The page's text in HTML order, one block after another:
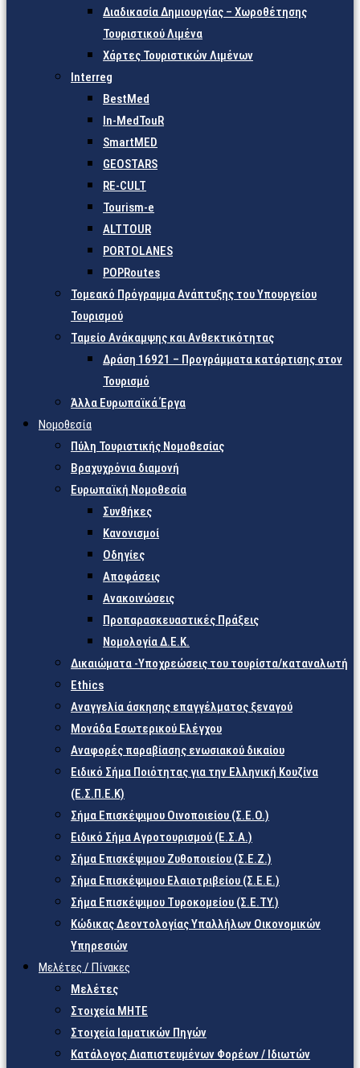
Διαδικασία Δημιουργίας – Χωροθέτησης
Τουριστικού Λιμένα
Χάρτες Τουριστικών Λιμένων
Interreg
BestMed
In-MedTouR
SmartMED
GEOSTARS
RE-CULT
Tourism-e
ALTTOUR
PORTOLANES
POPRoutes
Τομεακό Πρόγραμμα Ανάπτυξης του Υπουργείου
Τουρισμού
Ταμείο Ανάκαμψης και Ανθεκτικότητας
Δράση 16921 – Προγράμματα κατάρτισης στον
Τουρισμό
Άλλα Ευρωπαϊκά Έργα
Νομοθεσία
Πύλη Τουριστικής Νομοθεσίας
Βραχυχρόνια διαμονή
Ευρωπαϊκή Νομοθεσία
Συνθήκες
Κανονισμοί
Οδηγίες
Αποφάσεις
Ανακοινώσεις
Προπαρασκευαστικές Πράξεις
Νομολογία Δ.Ε.Κ.
Δικαιώματα -Υποχρεώσεις του τουρίστα/καταναλωτή
Ethics
Αναγγελία άσκησης επαγγέλματος ξεναγού
Μονάδα Εσωτερικού Ελέγχου
Αναφορές παραβίασης ενωσιακού δικαίου
Ειδικό Σήμα Ποιότητας για την Ελληνική Κουζίνα
(Ε.Σ.Π.Ε.Κ)
Σήμα Επισκέψιμου Οινοποιείου (Σ.Ε.Ο.)
Ειδικό Σήμα Αγροτουρισμού (Ε.Σ.Α.)
Σήμα Επισκέψιμου Ζυθοποιείου (Σ.Ε.Ζ.)
Σήμα Επισκέψιμου Ελαιοτριβείου (Σ.Ε.Ε.)
Σήμα Επισκέψιμου Τυροκομείου (Σ.Ε.TY.)
Κώδικας Δεοντολογίας Υπαλλήλων Οικονομικών
Υπηρεσιών
Μελέτες / Πίνακες
Μελέτες
Στοιχεία ΜΗΤΕ
Στοιχεία Ιαματικών Πηγών
Κατάλογος Διαπιστευμένων Φορέων / Ιδιωτών